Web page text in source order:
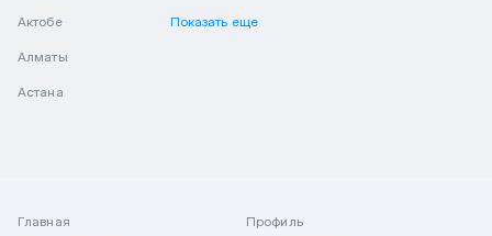
Актобе
Алматы
Астана
Показать еще
Главная
Профиль